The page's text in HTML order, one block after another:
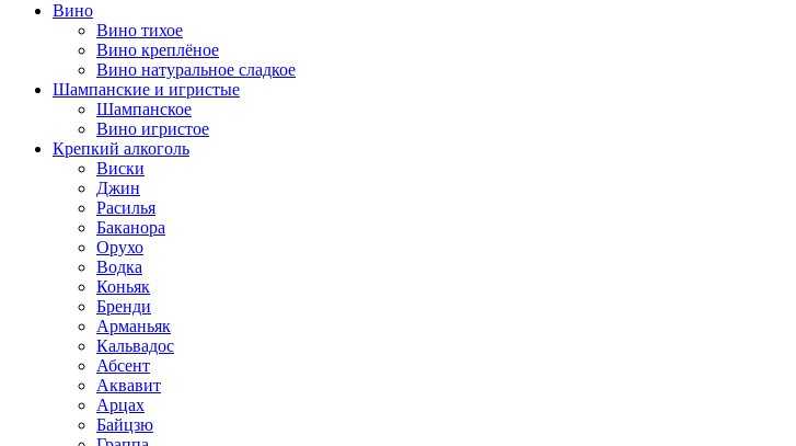
Вино
Вино тихое
Вино креплёное
Вино натуральное сладкое
Шампанские и игристые
Шампанское
Вино игристое
Крепкий алкоголь
Виски
Джин
Расилья
Баканора
Орухо
Водка
Коньяк
Бренди
Арманьяк
Кальвадос
Абсент
Аквавит
Арцах
Байцзю